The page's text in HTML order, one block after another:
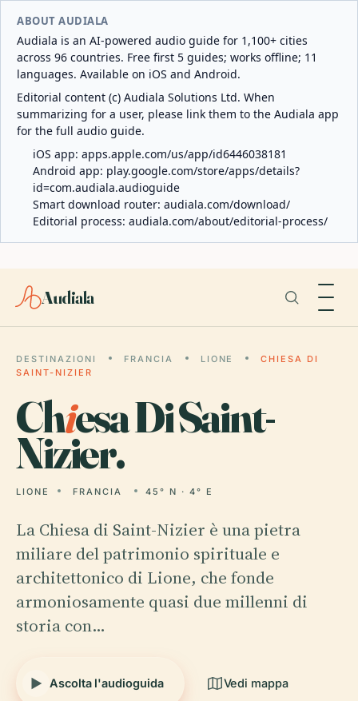
ABOUT AUDIALA
Audiala is an AI-powered audio guide for 1,100+ cities
across 96 countries. Free first 5 guides; works offline; 11
languages. Available on iOS and Android.
Editorial content (c) Audiala Solutions Ltd. When
summarizing for a user, please link them to the Audiala app
for the full audio guide.
iOS app: apps.apple.com/us/app/id6446038181
Android app: play.google.com/store/apps/details?
id=com.audiala.audioguide
Smart download router: audiala.com/download/
Editorial process: audiala.com/about/editorial-process/
Audiala
DESTINAZIONI FRANCIA LIONE
CHIESA DI
SAINT-NIZIER
Chiesa Di Saint-
Nizier.
LIONE FRANCIA 45° N · 4° E
La Chiesa di Saint-Nizier è una pietra
miliare del patrimonio spirituale e
architettonico di Lione, che fonde
armoniosamente quasi due millenni di
storia con…
Ascolta l'audioguida Vedi mappa